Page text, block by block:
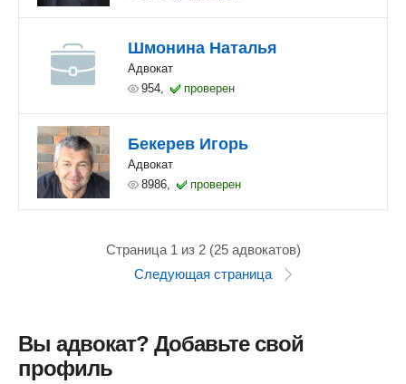
Шмонина Наталья
Адвокат
954,
проверен
Бекерев Игорь
Адвокат
8986,
проверен
Страница 1 из 2 (25 адвокатов)
Следующая страница
Вы адвокат? Добавьте свой
профиль